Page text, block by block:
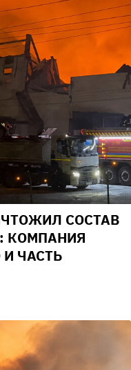
СОСТАВ
КОМПАНИЯ
ЧАСТЬ